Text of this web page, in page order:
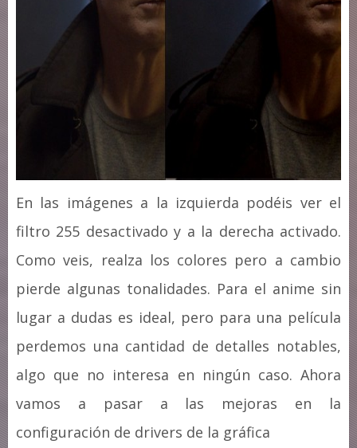
En las imágenes a la izquierda podéis ver el
filtro 255 desactivado y a la derecha activado.
Como veis, realza los colores pero a cambio
pierde algunas tonalidades. Para el anime sin
lugar a dudas es ideal, pero para una película
perdemos una cantidad de detalles notables,
algo que no interesa en ningún caso. Ahora
vamos a pasar a las mejoras en la
configuración de drivers de la gráfica